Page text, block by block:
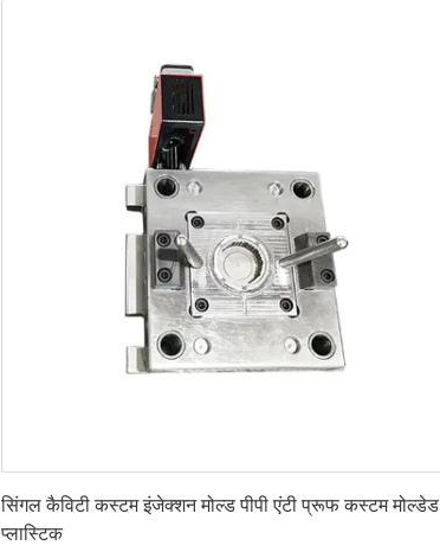
सिंगल कैविटी कस्टम इंजेक्शन मोल्ड पीपी एंटी प्रूफ कस्टम मोल्डेड
प्लास्टिक